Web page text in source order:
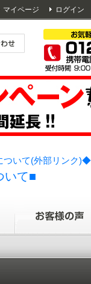
マイページ ログイン
ついて(外部リンク)◆
いて■